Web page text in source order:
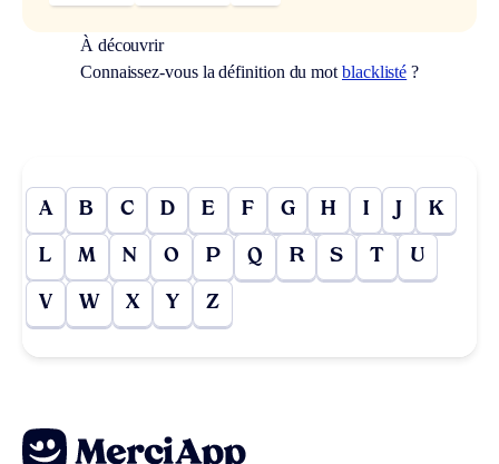
À découvrir
Connaissez-vous la définition du mot blacklisté ?
A B C D E F G H I J K
L M N O P Q R S T U
V W X Y Z